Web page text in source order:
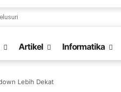
Artikel Informatika
Lebih Dekat